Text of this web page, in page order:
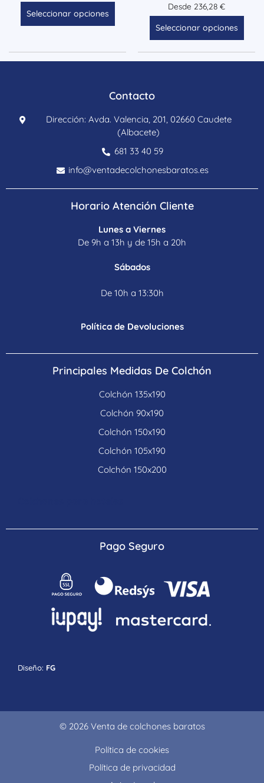
Seleccionar opciones
Desde 236,28 €
Seleccionar opciones
Contacto
Dirección: Avda. Valencia, 201, 02660 Caudete
(Albacete)
681 33 40 59
info@ventadecolchonesbaratos.es
Horario Atención Cliente
Lunes a Viernes
De 9h a 13h y de 15h a 20h
Sábados
De 10h a 13:30h
Política de Devoluciones
Principales Medidas De Colchón
Colchón 135x190
Colchón 90x190
Colchón 150x190
Colchón 105x190
Colchón 150x200
Pago Seguro
Diseño: FG
© 2026 Venta de colchones baratos
Política de cookies
Política de privacidad